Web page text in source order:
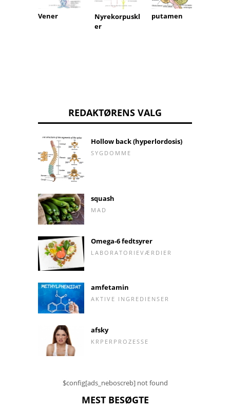
Vener
Nyrekorpuskl
er
putamen
REDAKTØRENS VALG
Hollow back (hyperlordosis)
SYGDOMME
squash
MAD
Omega-6 fedtsyrer
LABORATORIEVÆRDIER
amfetamin
AKTIVE INGREDIENSER
afsky
KRPERPROZESSE
$config[ads_neboscreb] not found
MEST BESØGTE